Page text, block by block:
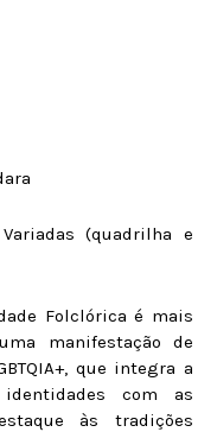
(quadrilha e
Folclórica é mais
manifestação de
que integra a
com as
às tradições